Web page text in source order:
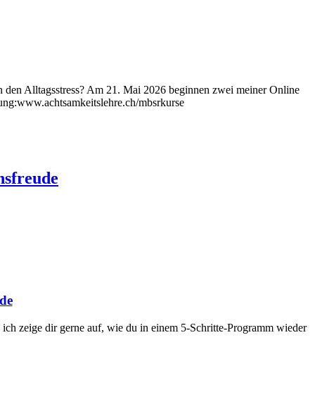
Alltagsstress? Am 21. Mai 2026 beginnen zwei meiner Online
mbsrkurse
zeige dir gerne auf, wie du in einem 5-Schritte-Programm wieder